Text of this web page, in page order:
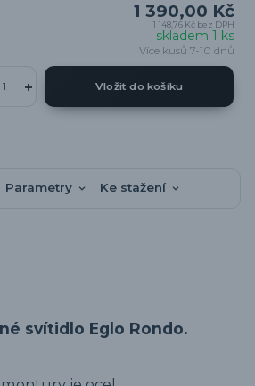
1 390,00 Kč
1 148,76 Kč bez DPH
skladem 1 ks
Více kusů 7-10 dnů
Vložit do košíku
Parametry Ke stažení
svítidlo Eglo Rondo.